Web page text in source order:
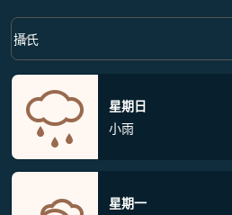
Weather unit option 攝氏 Selected
攝氏
keyboard_arrow_down
星期日
小雨
星期一